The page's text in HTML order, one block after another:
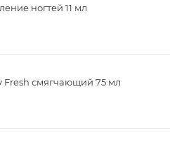
ногтей 11 мл
Fresh смягчающий 75 мл